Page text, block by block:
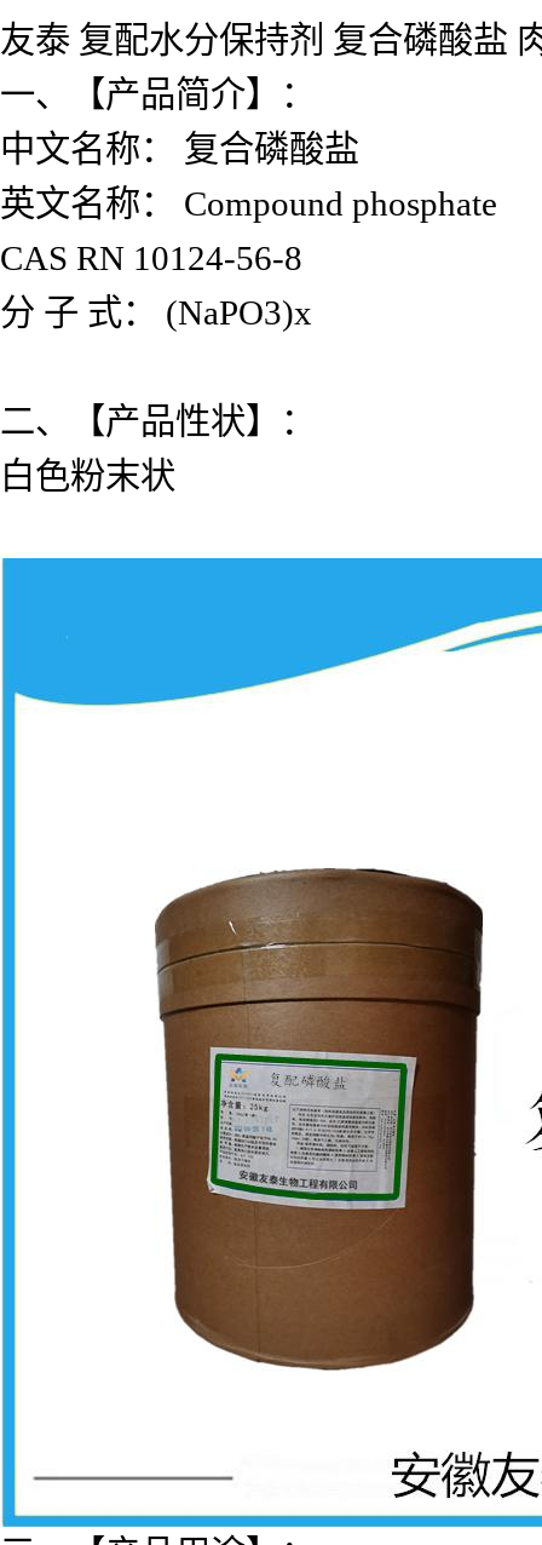
友泰 复配水分保持剂 复合磷酸盐
一、【产品简介】：
中文名称： 复合磷酸盐
英文名称： Compound phosphate
CAS RN 10124-56-8
分 子 式： (NaPO3)x
二、【产品性状】：
白色粉末状